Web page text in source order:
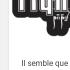
Il semble que